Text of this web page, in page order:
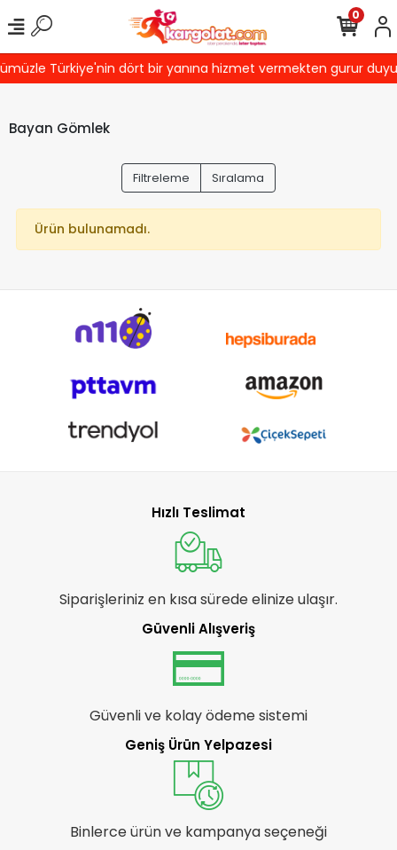
Türkiye'nin dört bir yanına hizmet vermekten gurur
0
Bayan Gömlek
Filtreleme Sıralama
Ürün bulunamadı.
Hızlı Teslimat
Siparişleriniz en kısa sürede elinize ulaşır.
Güvenli Alışveriş
Güvenli ve kolay ödeme sistemi
Geniş Ürün Yelpazesi
Binlerce ürün ve kampanya seçeneği